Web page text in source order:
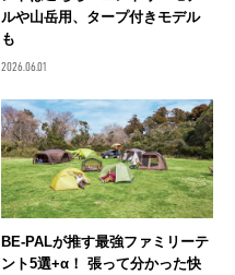
ルや山岳用、タープ付きモデル
も
2026.06.01
BE-PALが推す最強ファミリーテ
ント5選+α！ 張って分かった快